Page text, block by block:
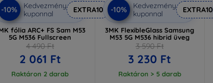
-10%
Kedvezmény
kuponnal
EXTRA10
fólia ARC+ FS Sam M53
5G M536 Fullscreen
4 490 Ft
2 061 Ft
Raktáron 2 darab
-10%
Kedvezmény
kuponnal
EXTRA10
3MK FlexibleGlass Samsung
M53 5G M536 hibrid üveg
3 590 Ft
3 230 Ft
Raktáron > 5 darab